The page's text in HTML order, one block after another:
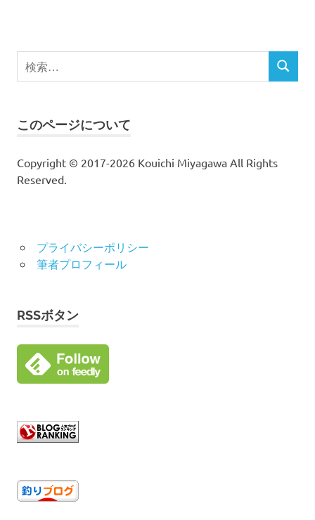
検
索
検
このページについて
Copyright © 2017-2026 Kouichi Miyagawa All Rights
Reserved.
プライバシーポリシー
筆者プロフィール
RSSボタン